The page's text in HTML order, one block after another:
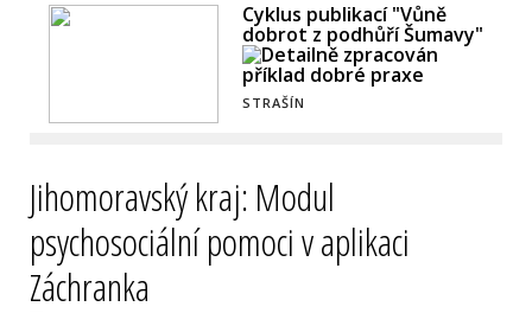
Cyklus publikací "Vůně
dobrot z podhůří Šumavy"
STRAŠÍN
Jihomoravský kraj: Modul
psychosociální pomoci v aplikaci
Záchranka